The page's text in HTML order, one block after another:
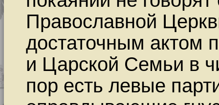
Православной
достаточным актом
и Царской Семьи в
пор есть левые